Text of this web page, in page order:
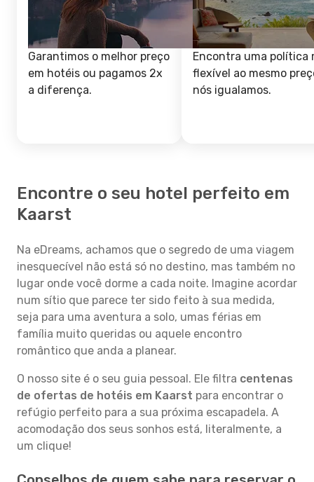
Garantimos o melhor preço
em hotéis ou pagamos 2x
a diferença.
Encontra uma política
flexível ao mesmo
nós igualamos.
Encontre o seu hotel perfeito em
Kaarst
Na eDreams, achamos que o segredo de uma viagem
inesquecível não está só no destino, mas também no
lugar onde você dorme a cada noite. Imagine acordar
num sítio que parece ter sido feito à sua medida,
seja para uma aventura a solo, umas férias em
família muito queridas ou aquele encontro
romântico que anda a planear.
O nosso site é o seu guia pessoal. Ele filtra centenas
de ofertas de hotéis em Kaarst para encontrar o
refúgio perfeito para a sua próxima escapadela. A
acomodação dos seus sonhos está, literalmente, a
um clique!